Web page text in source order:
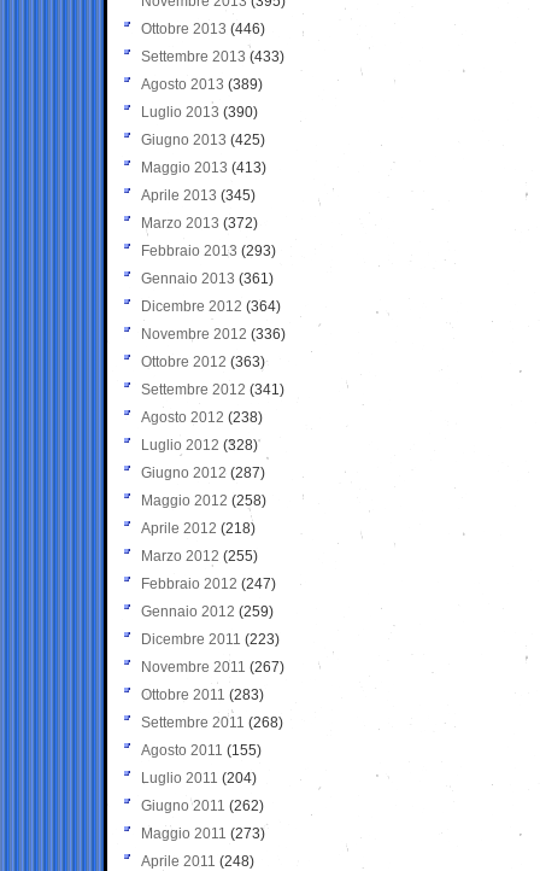
Ottobre 2013 (446)
Settembre 2013 (433)
Agosto 2013 (389)
Luglio 2013 (390)
Giugno 2013 (425)
Maggio 2013 (413)
Aprile 2013 (345)
Marzo 2013 (372)
Febbraio 2013 (293)
Gennaio 2013 (361)
Dicembre 2012 (364)
Novembre 2012 (336)
Ottobre 2012 (363)
Settembre 2012 (341)
Agosto 2012 (238)
Luglio 2012 (328)
Giugno 2012 (287)
Maggio 2012 (258)
Aprile 2012 (218)
Marzo 2012 (255)
Febbraio 2012 (247)
Gennaio 2012 (259)
Dicembre 2011 (223)
Novembre 2011 (267)
Ottobre 2011 (283)
Settembre 2011 (268)
Agosto 2011 (155)
Luglio 2011 (204)
Giugno 2011 (262)
Maggio 2011 (273)
Aprile 2011 (248)